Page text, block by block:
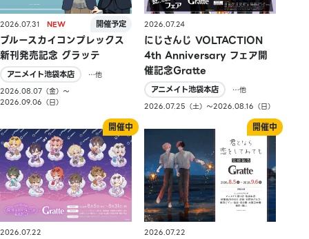
2026.07.31
ブルースカイコンプレックス
新刊発売記念 グラッテ
アニメイト池袋本店
…他
2026.08.07（金）〜
2026.09.06（日）
2026.07.24
にじさんじ VOLTACTION
4th Anniversary フェア開
催記念Gratte
アニメイト池袋本店
…他
2026.07.25（土）〜2026.08.16（日）
2026.07.22 2026.07.22